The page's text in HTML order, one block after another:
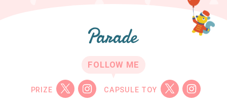
FOLLOW ME
PRIZE CAPSULE TOY